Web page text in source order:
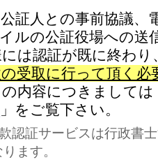
証人との事前協議、
ルの公証役場への送
は認証が既に終わり
受取に行って頂く必
内容につきましては
」をご覧下さい。
認証サービスは行政書
ます。